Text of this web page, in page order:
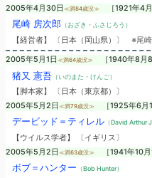
2005年4月30日 ≪満84歳没≫ ［1921年4月
尾崎 房次郎（おざき・ふさじろう）
【経営者】 〔日本（岡山県）〕 ※尾
2005年5月1日 ≪満64歳没≫ ［1940年8月8
猪又 憲吾（いのまた・けんご）
【脚本家】 〔日本（東京都）〕
2005年5月2日 ≪満79歳没≫ ［1925年6月
デービッド＝ティレル（David Arthur
【ウイルス学者】 〔イギリス〕
2005年5月2日 ≪満63歳没≫ ［1941年10月
ボブ＝ハンター （Bob Hunter）